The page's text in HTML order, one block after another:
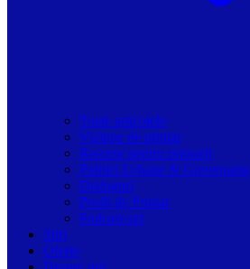
Toate articolele
Viziune de primar
Resurse pentru primarii
Politici Urbane & Guvernanta
Dialoguri
Profil de Primar
Podcast-uri
Stiri
Oferte